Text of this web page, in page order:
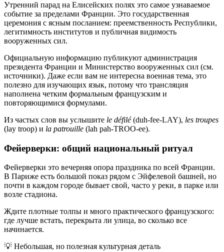
Утренний парад на Елисейских полях это самое узнаваемое
событие за пределами Франции. Это государственная
церемония с ясным посланием: преемственность Республики,
легитимность институтов и публичная видимость
вооруженных сил.
Официальную информацию публикуют администрация
президента Франции и Министерство вооруженных сил (см.
источники). Даже если вам не интересна военная тема, это
полезно для изучающих язык, потому что трансляция
наполнена четким формальным французским и
повторяющимися формулами.
Из частых слов вы услышите le défilé(duh-fee-LAY), les troupes
(lay troop) и la patrouille (lah pah-TROO-ee).
Фейерверки: общий национальный ритуал
Фейерверки это вечерняя опора праздника по всей Франции.
В Париже есть большой показ рядом с Эйфелевой башней, но
почти в каждом городе бывает свой, часто у реки, в парке или
возле стадиона.
Ждите плотные толпы и много практического французского:
где лучше встать, перекрыта ли улица, во сколько все
начинается.
💡 Небольшая, но полезная культурная деталь